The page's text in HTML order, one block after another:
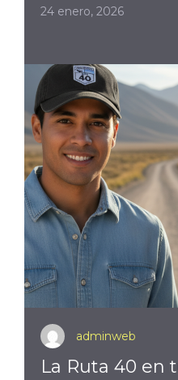
24 enero, 2026
adminweb
La Ruta 40 en